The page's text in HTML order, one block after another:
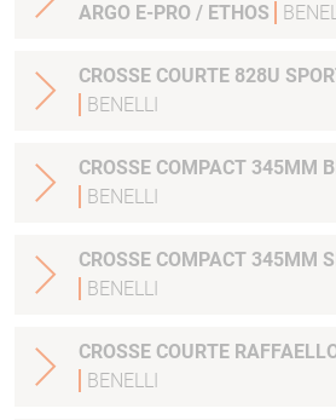
ARGO E-PRO / ETHOS
CROSSE COURTE 828U
BENELLI
CROSSE COMPACT 345MM
BENELLI
CROSSE COMPACT 345MM
BENELLI
CROSSE COURTE
BENELLI